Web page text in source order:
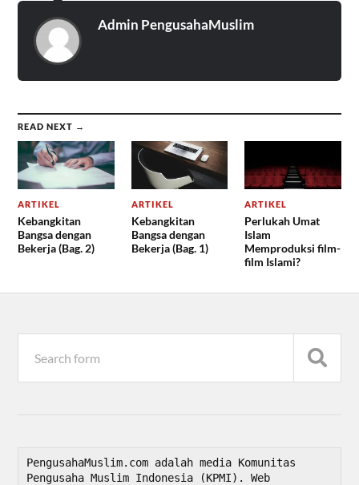
Admin PengusahaMuslim
READ NEXT →
ARTIKEL
Kebangkitan
Bangsa dengan
Bekerja (Bag. 2)
ARTIKEL
Kebangkitan
Bangsa dengan
Bekerja (Bag. 1)
ARTIKEL
Perlukah Umat
Islam
Memproduksi film-
film Islami?
PengusahaMuslim.com adalah media Komunitas
Pengusaha Muslim Indonesia (KPMI). Web